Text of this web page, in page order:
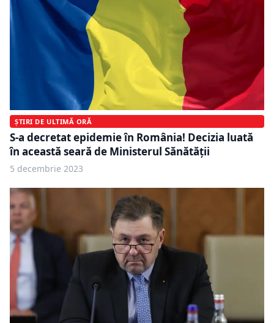
ȘTIRI DE ULTIMĂ ORĂ
S-a decretat epidemie în România! Decizia luată
în această seară de Ministerul Sănătății
5 decembrie 2023